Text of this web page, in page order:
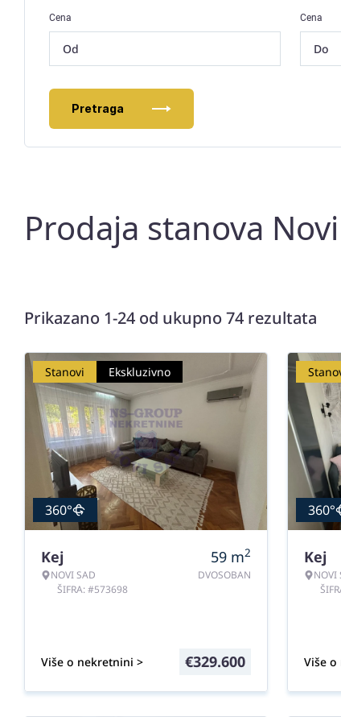
Cena Cena
Pretraga
Prodaja stanova
Prikazano 1-24 od ukupno 74 rezultata
Stanovi Ekskluzivno
360°
Kej
NOVI SAD
ŠIFRA: #573698
59 m2
DVOSOBAN
Više o nekretnini > €329.600
360°
Kej
NOVI
Više